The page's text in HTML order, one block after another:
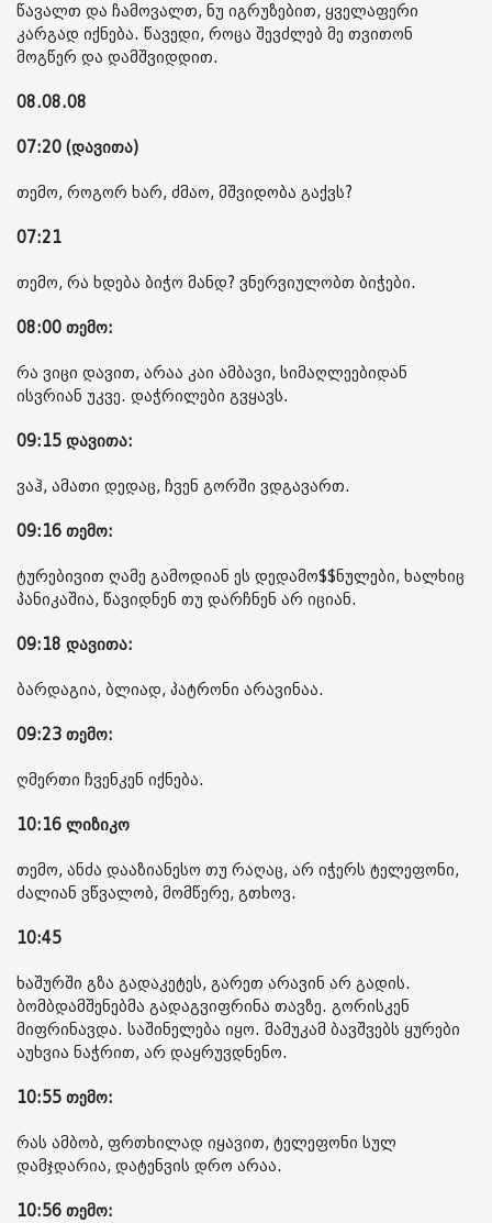
წავალთ და ჩამოვალთ, ნუ იგრუზებით, ყველაფერი
კარგად იქნება. წავედი, როცა შევძლებ მე თვითონ
მოგწერ და დამშვიდდით.
08.08.08
07:20 (დავითა)
თემო, როგორ ხარ, ძმაო, მშვიდობა გაქვს?
07:21
თემო, რა ხდება ბიჭო მანდ? ვნერვიულობთ ბიჭები.
08:00 თემო:
რა ვიცი დავით, არაა კაი ამბავი, სიმაღლეებიდან
ისვრიან უკვე. დაჭრილები გვყავს.
09:15 დავითა:
ვაჰ, ამათი დედაც, ჩვენ გორში ვდგავართ.
09:16 თემო:
ტურებივით ღამე გამოდიან ეს დედამო$$ნულები, ხალხიც
პანიკაშია, წავიდნენ თუ დარჩნენ არ იციან.
09:18 დავითა:
ბარდაგია, ბლიად, პატრონი არავინაა.
09:23 თემო:
ღმერთი ჩვენკენ იქნება.
10:16 ლიზიკო
თემო, ანძა დააზიანესო თუ რაღაც, არ იჭერს ტელეფონი,
ძალიან ვწვალობ, მომწერე, გთხოვ.
10:45
ხაშურში გზა გადაკეტეს, გარეთ არავინ არ გადის.
ბომბდამშენებმა გადაგვიფრინა თავზე. გორისკენ
მიფრინავდა. საშინელება იყო. მამუკამ ბავშვებს ყურები
აუხვია ნაჭრით, არ დაყრუვდნენო.
10:55 თემო:
რას ამბობ, ფრთხილად იყავით, ტელეფონი სულ
დამჯდარია, დატენვის დრო არაა.
10:56 თემო: